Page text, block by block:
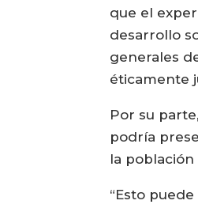
que el
desarrollo
generales
éticamente
Por su
podría
la
“Esto